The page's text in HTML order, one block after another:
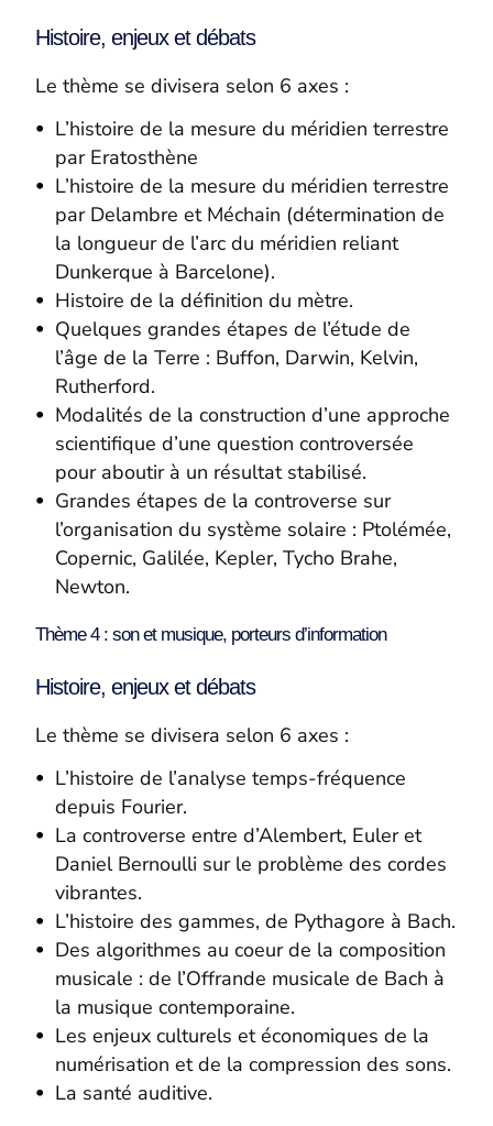
Histoire, enjeux et débats
Le thème se divisera selon 6 axes :
L’histoire de la mesure du méridien terrestre
par Eratosthène
L’histoire de la mesure du méridien terrestre
par Delambre et Méchain (détermination de
la longueur de l’arc du méridien reliant
Dunkerque à Barcelone).
Histoire de la définition du mètre.
Quelques grandes étapes de l’étude de
l’âge de la Terre : Buffon, Darwin, Kelvin,
Rutherford.
Modalités de la construction d’une approche
scientifique d’une question controversée
pour aboutir à un résultat stabilisé.
Grandes étapes de la controverse sur
l’organisation du système solaire : Ptolémée,
Copernic, Galilée, Kepler, Tycho Brahe,
Newton.
Thème 4 : son et musique, porteurs d’information
Histoire, enjeux et débats
Le thème se divisera selon 6 axes :
L’histoire de l’analyse temps-fréquence
depuis Fourier.
La controverse entred’Alembert, Euler et
Daniel Bernoulli sur le problème des cordes
vibrantes.
L’histoire des gammes, de Pythagore à Bach.
Des algorithmes au coeur de la composition
musicale : de l’Offrande musicale de Bach à
la musique contemporaine.
Les enjeux culturels et économiques de la
numérisation et de la compression des sons.
La santé auditive.